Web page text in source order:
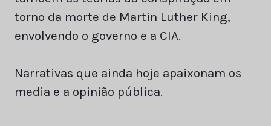
torno da morte de Martin Luther King,
envolvendo o governo e a CIA.
Narrativas que ainda hoje apaixonam os
media e a opinião pública.